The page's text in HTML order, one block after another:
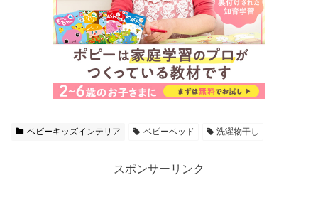
ベビーキッズインテリア ベビーベッド 洗濯物干し
スポンサーリンク